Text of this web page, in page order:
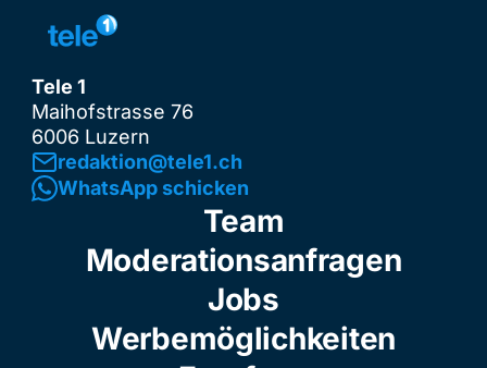
Tele 1
Maihofstrasse 76
6006 Luzern
redaktion@tele1.ch
WhatsApp schicken
Team
Moderationsanfragen
Jobs
Werbemöglichkeiten